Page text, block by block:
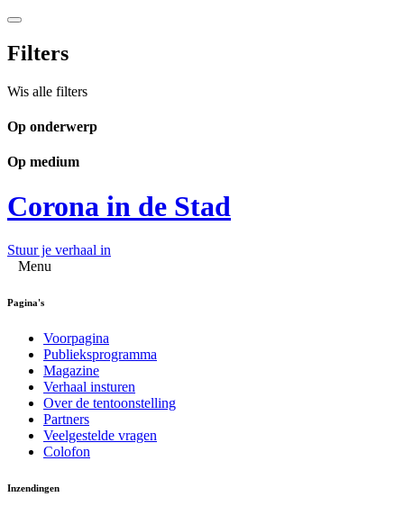
Filters
Wis alle filters
Op onderwerp
Op medium
Corona in de Stad
Stuur je verhaal in
Menu
Pagina's
Voorpagina
Publieksprogramma
Magazine
Verhaal insturen
Over de tentoonstelling
Partners
Veelgestelde vragen
Colofon
Inzendingen